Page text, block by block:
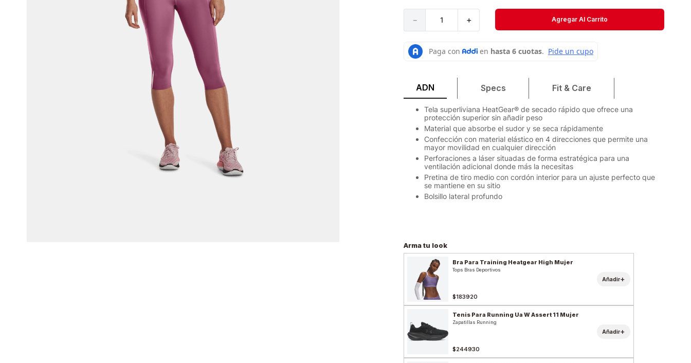
＋
－ Agregar Al Carrito
ADN Specs Fit & Care
Tela superliviana HeatGear® de secado rápido que ofrece una
protección superior sin añadir peso
Material que absorbe el sudor y se seca rápidamente
Confección con material elástico en 4 direcciones que permite una
mayor movilidad en cualquier dirección
Perforaciones a láser situadas de forma estratégica para una
ventilación adicional donde más la necesitas
Pretina de tiro medio con cordón interior para un ajuste perfecto que
se mantiene en su sitio
Bolsillo lateral profundo
Arma tu look
Bra Para Training Heatgear High Mujer
Tops Bras Deportivos
$183920
Añadir+
Tenis Para Running Ua W Assert 11 Mujer
Zapatillas Running
$244930
Añadir+